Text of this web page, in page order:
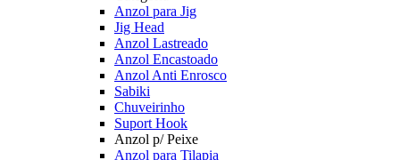
Anzol para Jig
Jig Head
Anzol Lastreado
Anzol Encastoado
Anzol Anti Enrosco
Sabiki
Chuveirinho
Suport Hook
Anzol p/ Peixe
Anzol para Tilapia